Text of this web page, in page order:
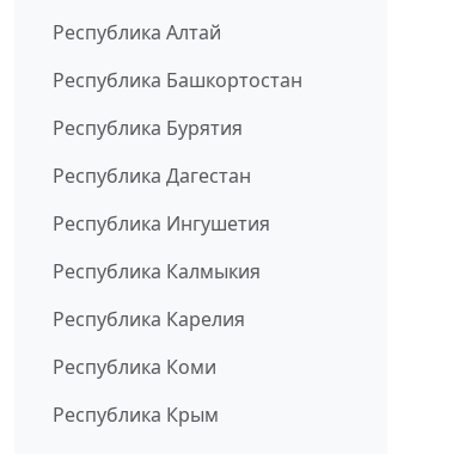
Республика Алтай
Республика Башкортостан
Республика Бурятия
Республика Дагестан
Республика Ингушетия
Республика Калмыкия
Республика Карелия
Республика Коми
Республика Крым